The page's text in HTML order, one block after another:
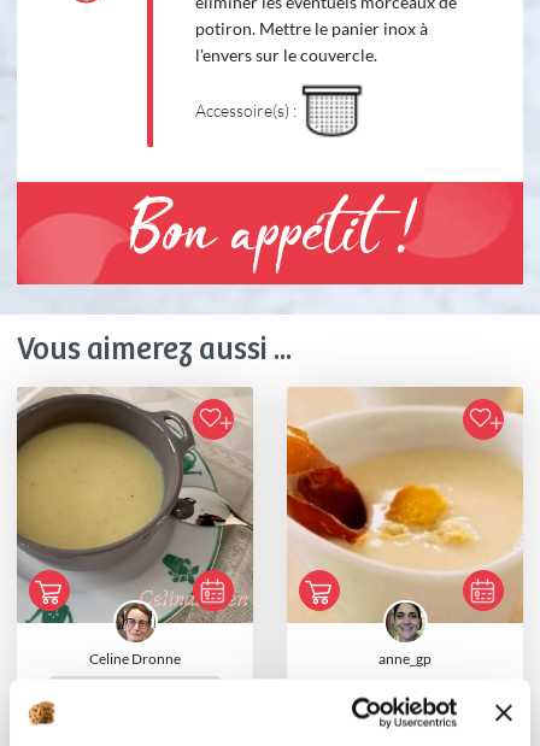
potiron. Mettre le panier inox à
l'envers sur le couvercle.
Accessoire(s) :
Bon appétit !
Vous aimerez aussi ...
Celine Dronne anne_gp
Crème d'endives à la
bière